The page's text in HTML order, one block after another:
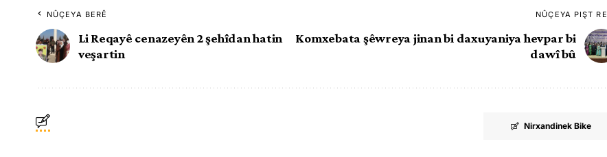
NÛÇEYA BERÊ
Li Reqayê cenazeyên 2 şehîdan hatin
veşartin
NÛÇEYA PIŞT RE
Komxebata şêwreya jinan bi daxuyaniya hevpar bi
dawî bû
Nirxandinek Bike